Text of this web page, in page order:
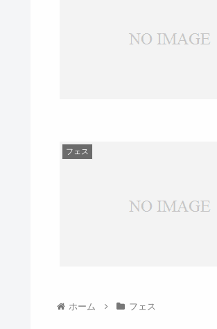
フェス
ホーム フェス